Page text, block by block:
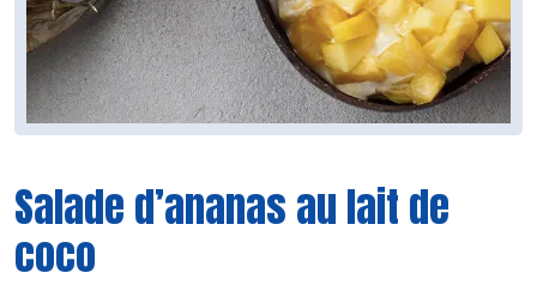
Salade d’ananas au lait de
coco